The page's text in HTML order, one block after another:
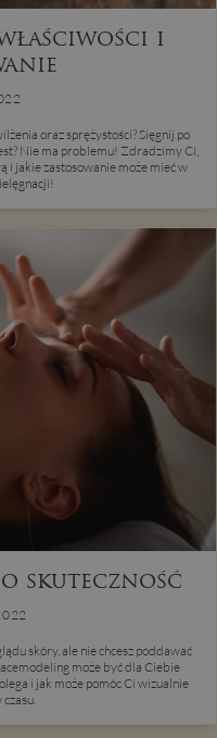
i
oraz sprężystości? Sięgnij po
Nie ma problemu! Zdradzimy Ci,
i jakie zastosowanie może mieć w
skuteczność
skóry, ale nie chcesz poddawać
może być dla Ciebie
i jak może pomóc Ci wizualnie